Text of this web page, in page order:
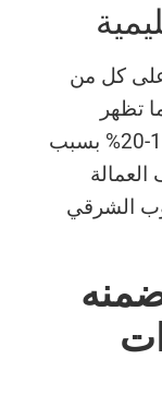
كل من
تظهر
الأسواق الغربية أسعاراً أعلى من 15-20% بسبب
الشرقي